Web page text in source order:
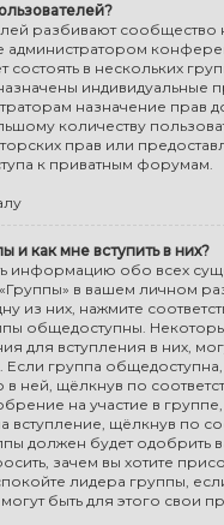
разбивают сообщество
администратором
состоять в нескольких
индивидуальные
назначение прав
количеству
прав или
к приватным форумам.
и как мне вступить в них?
информацию обо всех
в вашем личном
из них, нажмите
общедоступны.
для вступления в них,
Если группа
в ней, щёлкнув по
на участие в
вступление, щёлкнув по
должен будет одобрить
зачем вы хотите
лидера группы,
быть для этого свои